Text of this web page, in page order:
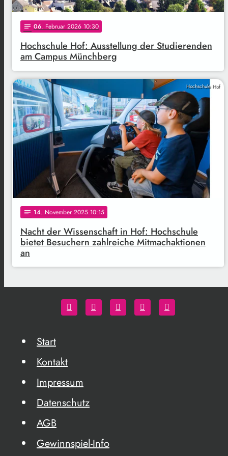
notes 06. Februar 2026 10:30
Hochschule Hof: Ausstellung der Studierenden
am Campus Münchberg
Hochschule Hof
notes 14. November 2025 10:15
Nacht der Wissenschaft in Hof: Hochschule
bietet Besuchern zahlreiche Mitmachaktionen
an
Start
Kontakt
Impressum
Datenschutz
AGB
Gewinnspiel-Info